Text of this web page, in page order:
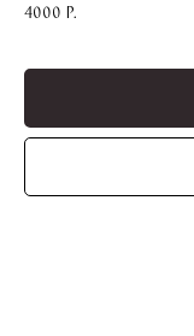
4000 р.